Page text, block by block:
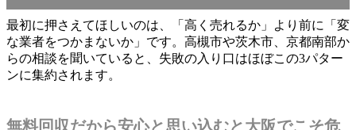
最初に押さえてほしいのは、「高く売れるか」より前に「変
な業者をつかまないか」です。高槻市や茨木市、京都南部か
らの相談を聞いていると、失敗の入り口はほぼこの3パター
ンに集約されます。
無料回収だから安心と思い込むと大阪でこそ危